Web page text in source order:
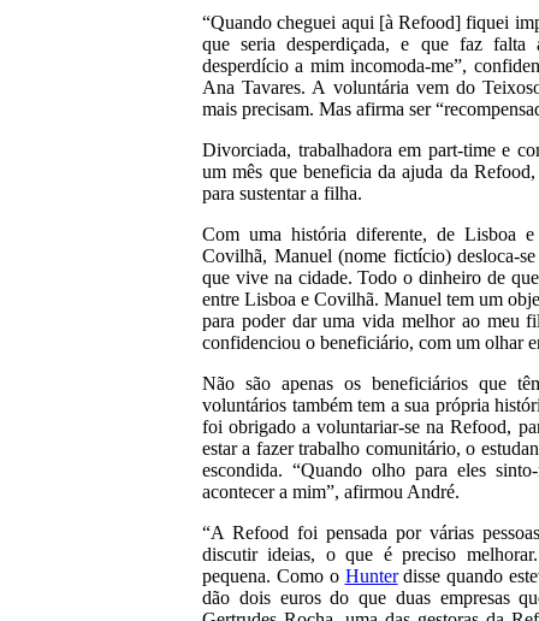
“Quando cheguei aqui [à Refood] fiquei
que seria desperdiçada, e que faz
desperdício a mim incomoda-me”,
Ana Tavares. A voluntária vem do
mais precisam. Mas afirma ser
Divorciada, trabalhadora em part-time e
um mês que beneficia da ajuda da
para sustentar a filha.
Com uma história diferente, de Lisboa
Covilhã, Manuel (nome fictício) desloca-
que vive na cidade. Todo o dinheiro de
entre Lisboa e Covilhã. Manuel tem um
para poder dar uma vida melhor ao meu
confidenciou o beneficiário, com um olhar
Não são apenas os beneficiários que
voluntários também tem a sua própria
foi obrigado a voluntariar-se na Refood,
estar a fazer trabalho comunitário, o
escondida. “Quando olho para eles
acontecer a mim”, afirmou André.
“A Refood foi pensada por várias
discutir ideias, o que é preciso
pequena. Como o Hunterdisse quando
dão dois euros do que duas empresas